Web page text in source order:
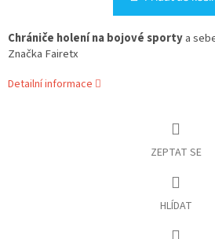
Chrániče holení na bojové sportya
Značka Fairetx
Detailní informace
ZEPTAT SE
HLÍDAT